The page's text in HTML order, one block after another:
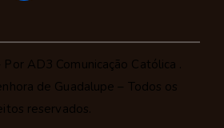
AD3 Comunicação Católica .
de Guadalupe – Todos os
reservados.